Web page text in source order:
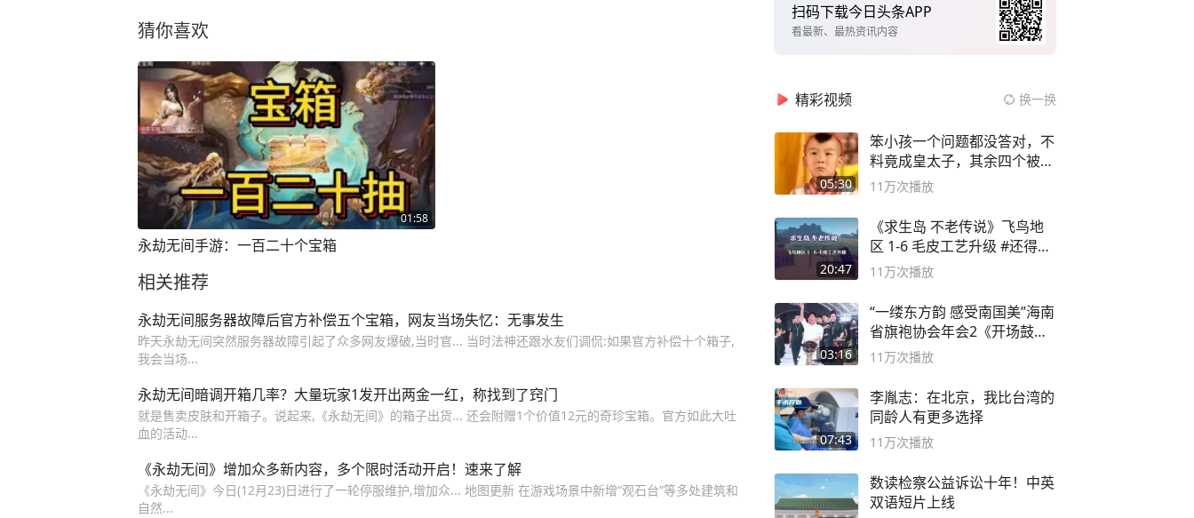
猜你喜欢
01:58
永劫无间手游：一百二十个宝箱
相关推荐
永劫无间服务器故障后官方补偿五个宝箱，网友当场失忆：无事发生
昨天永劫无间突然服务器故障引起了众多网友爆破,当时官... 当时法神还跟水友们调侃:如果官方补偿十个箱子,
我会当场...
永劫无间暗调开箱几率？大量玩家1发开出两金一红，称找到了窍门
就是售卖皮肤和开箱子。说起来,《永劫无间》的箱子出货... 还会附赠1个价值12元的奇珍宝箱。官方如此大吐
血的活动...
《永劫无间》增加众多新内容，多个限时活动开启！速来了解
《永劫无间》今日(12月23)日进行了一轮停服维护,增加众... 地图更新 在游戏场景中新增“观石台”等多处建筑和
自然...
扫码下载今日头条APP
看最新、最热资讯内容
精彩视频 换一换
05:30
笨小孩一个问题都没答对，不
料竟成皇太子，其余四个被处
死
11万次播放
20:47
《求生岛 不老传说》飞鸟地
区 1-6 毛皮工艺升级 #还得是
主机大作
11万次播放
03:16
“一缕东方韵 感受南国美”海南
省旗袍协会年会2《开场鼓》
二团
11万次播放
07:43
李胤志：在北京，我比台湾的
同龄人有更多选择
11万次播放
数读检察公益诉讼十年！中英
双语短片上线